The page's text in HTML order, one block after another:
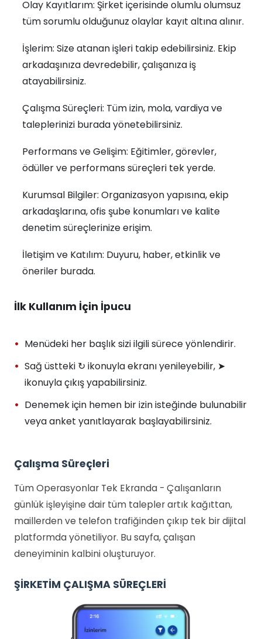
Olay Kayıtlarım: Şirket içerisinde olumlu olumsuz
tüm sorumlu olduğunuz olaylar kayıt altına alınır.
İşlerim: Size atanan işleri takip edebilirsiniz. Ekip
arkadaşınıza devredebilir, çalışanıza iş
atayabilirsiniz.
Çalışma Süreçleri: Tüm izin, mola, vardiya ve
taleplerinizi burada yönetebilirsiniz.
Performans ve Gelişim: Eğitimler, görevler,
ödüller ve performans süreçleri tek yerde.
Kurumsal Bilgiler: Organizasyon yapısına, ekip
arkadaşlarına, ofis şube konumları ve kalite
denetim süreçlerinize erişim.
İletişim ve Katılım: Duyuru, haber, etkinlik ve
öneriler burada.
İlk Kullanım İçin İpucu
Menüdeki her başlık sizi ilgili sürece yönlendirir.
Sağ üstteki ↻ ikonuyla ekranı yenileyebilir, ➤
ikonuyla çıkış yapabilirsiniz.
Denemek için hemen bir izin isteğinde bulunabilir
veya anket yanıtlayarak başlayabilirsiniz.
Çalışma Süreçleri
Tüm Operasyonlar Tek Ekranda - Çalışanların
günlük işleyişine dair tüm talepler artık kağıttan,
maillerden ve telefon trafiğinden çıkıp tek bir dijital
platformda yönetiliyor. Bu sayfa, çalışan
deneyiminin kalbini oluşturuyor.
ŞİRKETİM ÇALIŞMA SÜREÇLERİ